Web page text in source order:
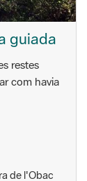
guiada
restes
com havia
de l'Obac